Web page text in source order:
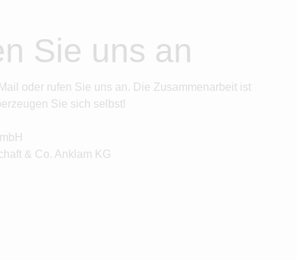
Sie uns an
oder rufen Sie uns an. Die Zusammenarbeit ist
Sie sich selbst!
& Co. Anklam KG